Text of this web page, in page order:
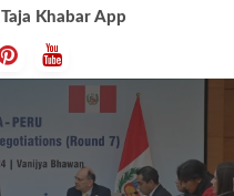
Taja Khabar App